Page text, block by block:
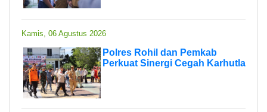
Kamis, 06 Agustus 2026
Polres Rohil dan Pemkab
Perkuat Sinergi Cegah Karhutla